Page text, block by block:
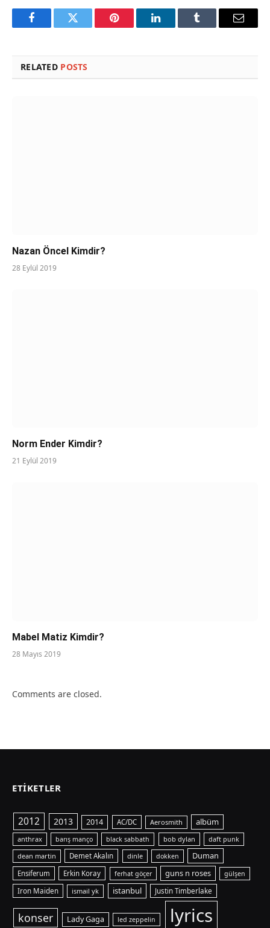
FacebookTwitter Pinterest LinkedInTumblr Email
RELATED POSTS
Nazan Öncel Kimdir?
28 Eylül 2019
Norm Ender Kimdir?
21 Eylül 2019
Mabel Matiz Kimdir?
28 Mayıs 2019
Comments are closed.
ETIKETLER
2012 2013 2014 AC/DC Aerosmith albüm
anthrax barış manço black sabbath bob dylan daft punk
dean martin Demet Akalın dinle dokken Duman
Ensiferum Erkin Koray ferhat göçer guns n roses gülşen
Iron Maiden ismail yk istanbul Justin Timberlake
konser Lady Gaga led zeppelin lyrics